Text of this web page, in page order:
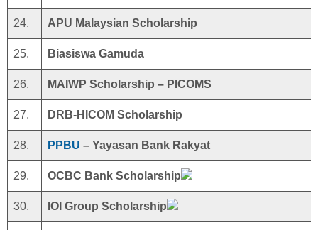
24. APU Malaysian Scholarship
25. Biasiswa Gamuda
26. MAIWP Scholarship – PICOMS
27. DRB-HICOM Scholarship
28. PPBU – Yayasan Bank Rakyat
29. OCBC Bank Scholarship
30. IOI Group Scholarship